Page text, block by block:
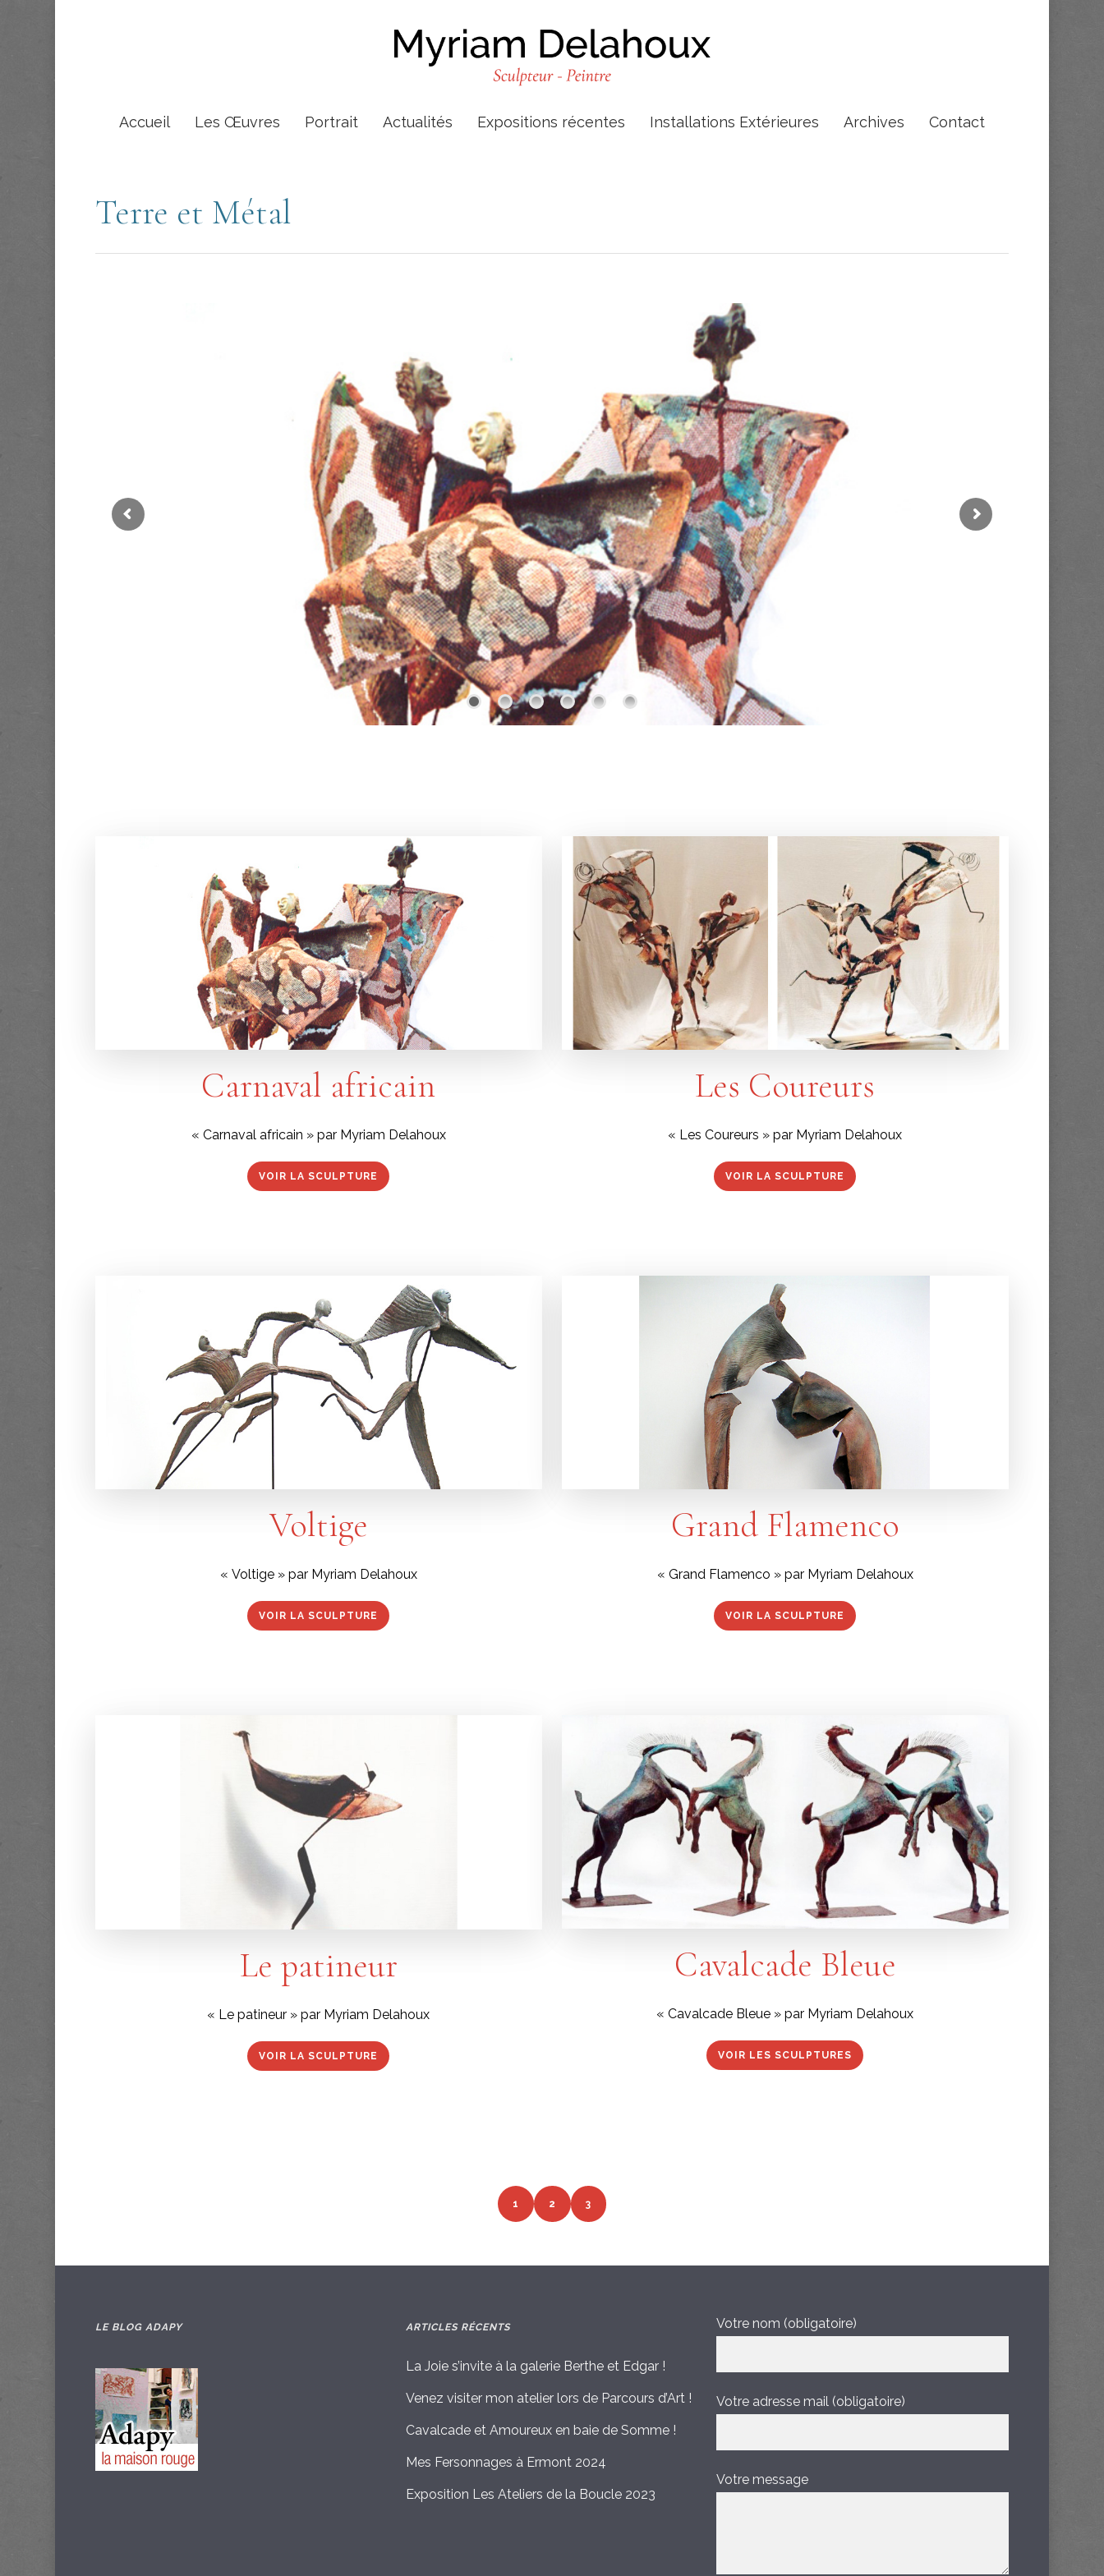
Accueil Les Œuvres Portrait Actualités Expositions récentes Installations Extérieures Archives Contact
Terre et Métal
Carnaval africain
« Carnaval africain » par Myriam Delahoux
VOIR LA SCULPTURE
Les Coureurs
« Les Coureurs » par Myriam Delahoux
VOIR LA SCULPTURE
Voltige
« Voltige » par Myriam Delahoux
VOIR LA SCULPTURE
Grand Flamenco
« Grand Flamenco » par Myriam Delahoux
VOIR LA SCULPTURE
Le patineur
« Le patineur » par Myriam Delahoux
VOIR LA SCULPTURE
Cavalcade Bleue
« Cavalcade Bleue » par Myriam Delahoux
VOIR LES SCULPTURES
1 2 3
LE BLOG ADAPY ARTICLES RÉCENTS
La Joie s’invite à la galerie Berthe et Edgar !
Venez visiter mon atelier lors de Parcours d’Art !
Cavalcade et Amoureux en baie de Somme !
Mes Fersonnages à Ermont 2024
Exposition Les Ateliers de la Boucle 2023
Votre nom (obligatoire)
Votre adresse mail (obligatoire)
Votre message